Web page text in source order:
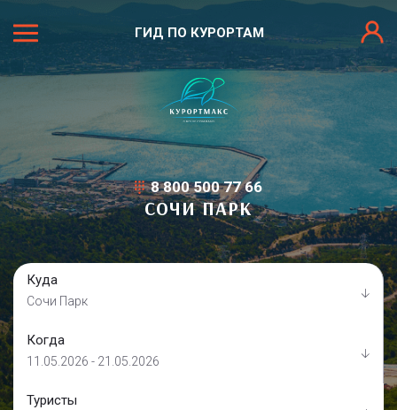
ГИД ПО КУРОРТАМ
8 800 500 77 66
СОЧИ ПАРК
Куда
Сочи Парк
Когда
11.05.2026 - 21.05.2026
Туристы